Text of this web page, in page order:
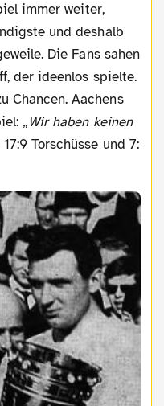
immer weiter,
und deshalb
Die Fans sahen
der ideenlos spielte.
Chancen. Aachens
„Wir haben keinen
Torschüsse und 7: